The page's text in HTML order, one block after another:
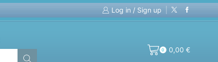
Log in / Sign up
0 0,00 €